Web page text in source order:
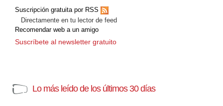
Suscripción gratuita por RSS
Directamente en tu lector de feed
Recomendar web a un amigo
Suscríbete al newsletter gratuito
Lo más leído de los últimos 30 días